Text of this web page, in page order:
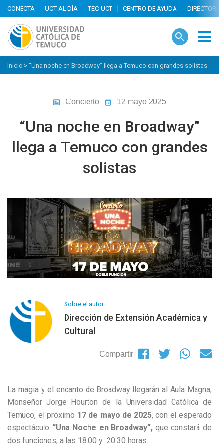
search
Inicio > “Una noche en Broadway” llega a Temuco con grandes solistas
Concierto 12 mayo 2025
“Una noche en Broadway”
llega a Temuco con grandes
solistas
Sobre el autor
Dirección de Extensión Académica y
Cultural
Compartir
La magia y el encanto de Broadway llegarán al Aula Magna,
Monseñor Jorge Hourton de la Universidad Católica de
Temuco, el próximo 17 de mayo de 2025, con el esperado
espectáculo “Una Noche en Broadway”, que constará de
dos funciones, a las 18.00 y 20.30 horas.